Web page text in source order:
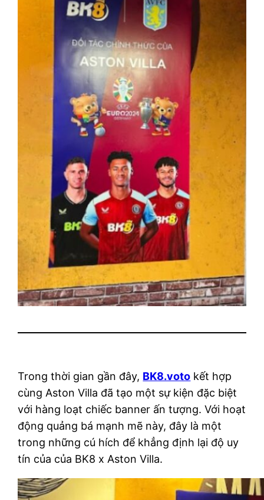
Trong thời gian gần đây, BK8.voto kết hợp
cùng Aston Villa đã tạo một sự kiện đặc biệt
với hàng loạt chiếc banner ấn tượng. Với hoạt
động quảng bá mạnh mẽ này, đây là một
trong những cú hích để khẳng định lại độ uy
tín của của BK8 x Aston Villa.